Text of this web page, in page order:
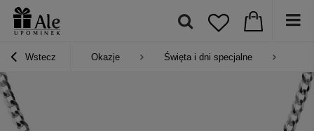
Wstecz Okazje Święta i dni specjalne